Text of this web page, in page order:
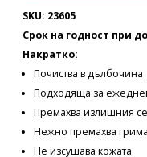
SKU: 23605
Срок на годност при
Накратко:
Почиства в дълбочина
Подходяща за
Премахва излишния
Нежно премахва
Не изсушава кожата